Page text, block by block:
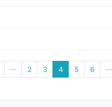
··· 2 3 4 5 6 ···